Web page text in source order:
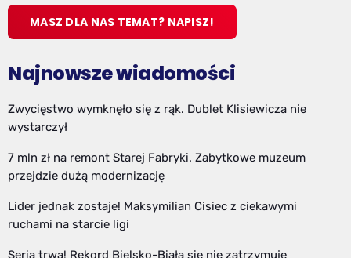
MASZ DLA NAS TEMAT? NAPISZ!
Najnowsze wiadomości
Zwycięstwo wymknęło się z rąk. Dublet Klisiewicza nie
wystarczył
7 mln zł na remont Starej Fabryki. Zabytkowe muzeum
przejdzie dużą modernizację
Lider jednak zostaje! Maksymilian Cisiec z ciekawymi
ruchami na starcie ligi
Seria trwa! Rekord Bielsko-Biała się nie zatrzymuje